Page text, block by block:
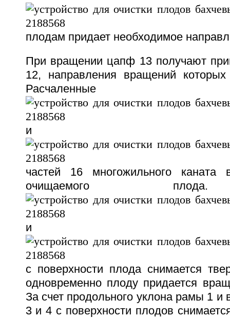
плодам придает необходимое
При вращении цапф 13 получают
12, направления вращений
и
частей 16 многожильного каната
очищаемого
и
с поверхности плода снимается
одновременно плоду придается
За счет продольного уклона рамы 1
3 и 4 с поверхности плодов